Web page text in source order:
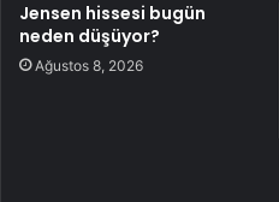
Jensen hissesi bugün
neden düşüyor?
Ağustos 8, 2026